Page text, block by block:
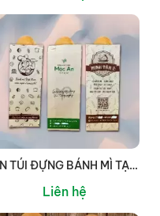
IN TÚI ĐỰNG BÁNH MÌ TẠI
Liên hệ